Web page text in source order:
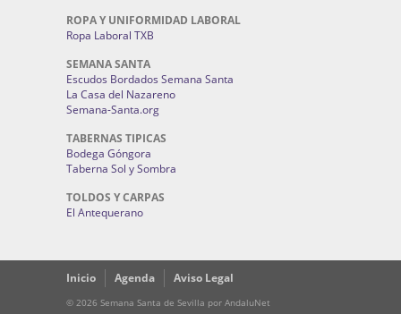
ROPA Y UNIFORMIDAD LABORAL
Ropa Laboral TXB
SEMANA SANTA
Escudos Bordados Semana Santa
La Casa del Nazareno
Semana-Santa.org
TABERNAS TIPICAS
Bodega Góngora
Taberna Sol y Sombra
TOLDOS Y CARPAS
El Antequerano
Inicio Agenda Aviso Legal
© 2026 Semana Santa de Sevilla por AndaluNet